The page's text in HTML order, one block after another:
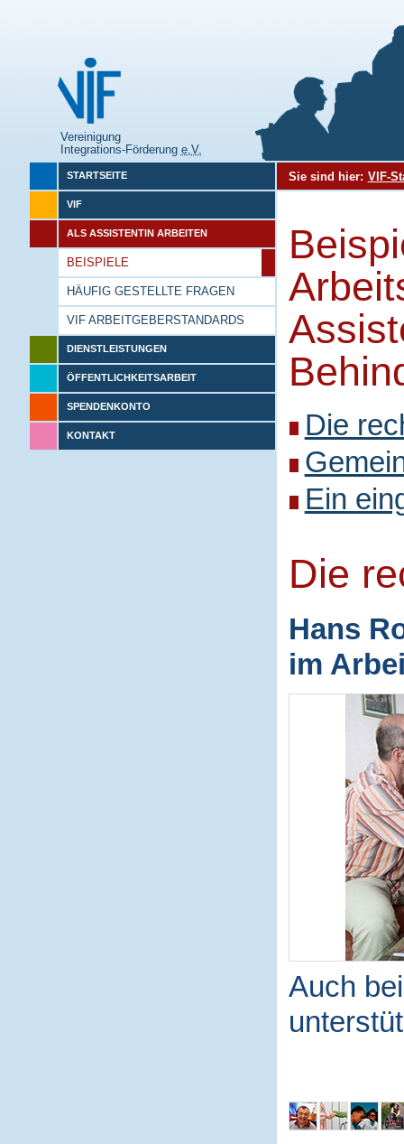
Vereinigung
Integrations-Förderung e.V.
STARTSEITE
VIF
ALS ASSISTENTIN ARBEITEN
BEISPIELE
HÄUFIG GESTELLTE FRAGEN
VIF ARBEITGEBERSTANDARDS
DIENSTLEISTUNGEN
ÖFFENTLICHKEITSARBEIT
SPENDENKONTO
KONTAKT
Sie sind hier: VIF-
Die
Ein
Die
Hans
im
Auch